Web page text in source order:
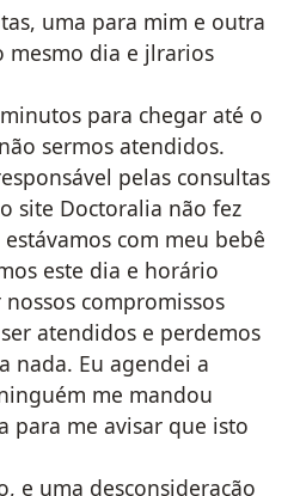
uma para mim e outra
mesmo dia e jlrarios
para chegar até o
sermos atendidos.
pelas consultas
site Doctoralia não fez
com meu bebê
este dia e horário
compromissos
atendidos e perdemos
nada. Eu agendei a
me mandou
para me avisar que isto
e uma desconsideração